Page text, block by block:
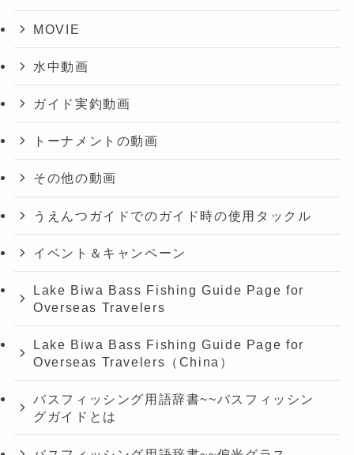
MOVIE
水中動画
ガイド実釣動画
トーナメントの動画
その他の動画
うえんつガイドでのガイド時の使用タックル
イベント＆キャンペーン
Lake Biwa Bass Fishing Guide Page for
Overseas Travelers
Lake Biwa Bass Fishing Guide Page for
Overseas Travelers（China）
バスフィッシング用語辞書~~バスフィッシン
グガイドとは